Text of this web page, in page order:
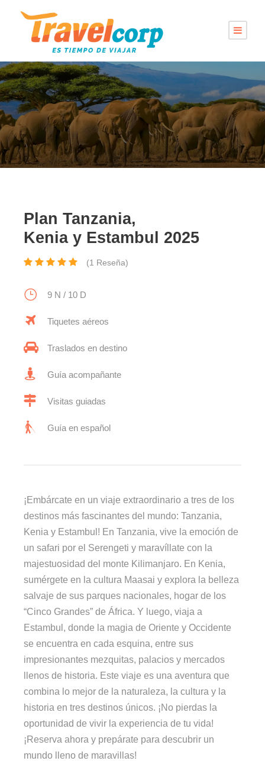
Plan Tanzania,
Kenia y Estambul 2025
(1 Reseña)
9 N / 10 D
Tiquetes aéreos
Traslados en destino
Guía acompañante
Visitas guiadas
Guía en español
¡Embárcate en un viaje extraordinario a tres de los
destinos más fascinantes del mundo: Tanzania,
Kenia y Estambul! En Tanzania, vive la emoción de
un safari por el Serengeti y maravíllate con la
majestuosidad del monte Kilimanjaro. En Kenia,
sumérgete en la cultura Maasai y explora la belleza
salvaje de sus parques nacionales, hogar de los
“Cinco Grandes” de África. Y luego, viaja a
Estambul, donde la magia de Oriente y Occidente
se encuentra en cada esquina, entre sus
impresionantes mezquitas, palacios y mercados
llenos de historia. Este viaje es una aventura que
combina lo mejor de la naturaleza, la cultura y la
historia en tres destinos únicos. ¡No pierdas la
oportunidad de vivir la experiencia de tu vida!
¡Reserva ahora y prepárate para descubrir un
mundo lleno de maravillas!